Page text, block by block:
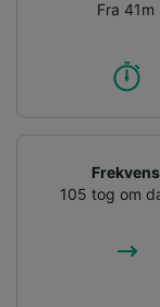
Fra 41m
Frekvens
105 tog om